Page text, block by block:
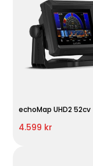
echoMap UHD2 52cv
4.599 kr